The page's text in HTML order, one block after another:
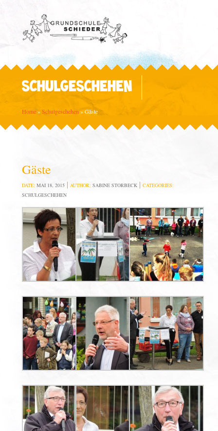
SCHULGESCHEHEN
Home » Schulgeschehen »Gäste
Gäste
DATE: MAI 18, 2015 AUTHOR: SABINE STORBECK
CATEGORIES:
SCHULGESCHEHEN